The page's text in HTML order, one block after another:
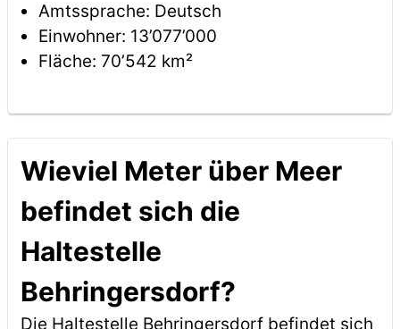
Amtssprache: Deutsch
Einwohner: 13’077’000
Fläche: 70’542 km²
Wieviel Meter über Meer
befindet sich die
Haltestelle
Behringersdorf?
Die Haltestelle Behringersdorf befindet sich